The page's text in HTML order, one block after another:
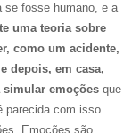
se fosse humano, e a
uma teoria sobre
como um acidente,
depois, em casa,
simular emoções que
parecida com isso.
Emoções são